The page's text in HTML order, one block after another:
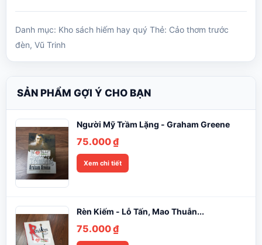
Danh mục: Kho sách hiếm hay quý Thẻ: Cảo thơm trước
đèn, Vũ Trinh
SẢN PHẨM GỢI Ý CHO BẠN
Người Mỹ Trầm Lặng - Graham Greene
75.000₫
Xem chi tiết
Rèn Kiếm - Lỗ Tấn, Mao Thuẫn...
75.000₫